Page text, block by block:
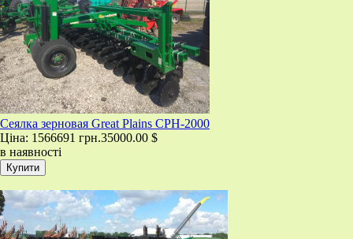
​Сеялка зерновая Great Plains CPH-2000
Ціна: 1566691 грн.35000.00 $
в наявності